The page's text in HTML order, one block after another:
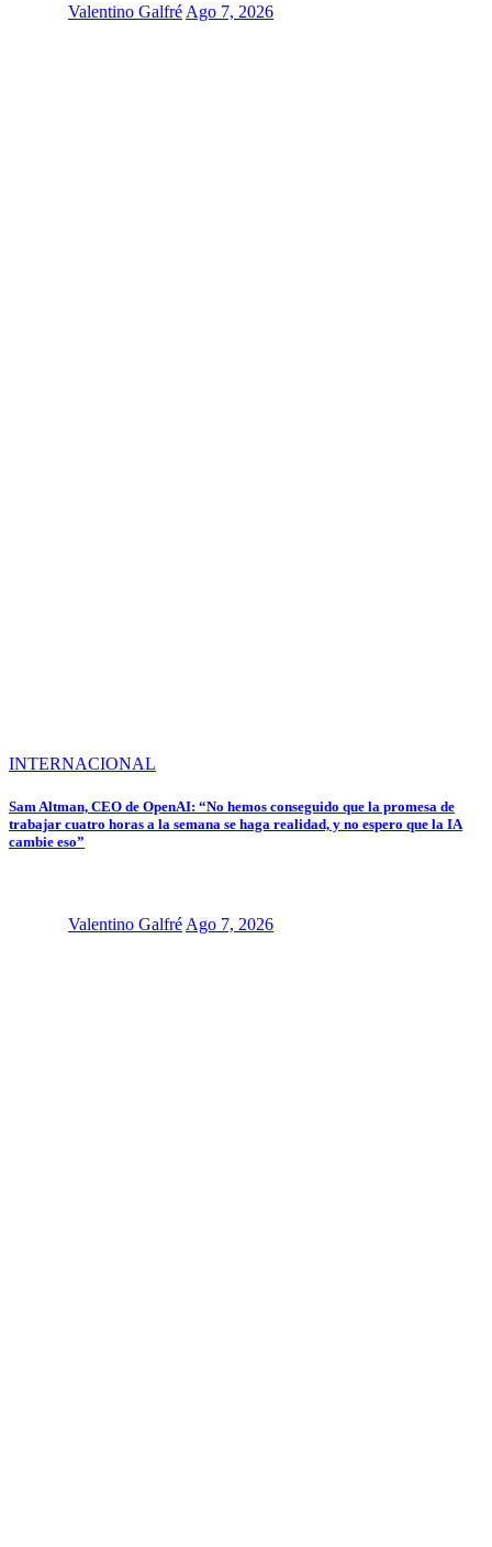
Valentino Galfré Ago 7, 2026
INTERNACIONAL
Sam Altman, CEO de OpenAI: “No hemos conseguido que la promesa de
trabajar cuatro horas a la semana se haga realidad, y no espero que la IA
cambie eso”
Valentino Galfré Ago 7, 2026